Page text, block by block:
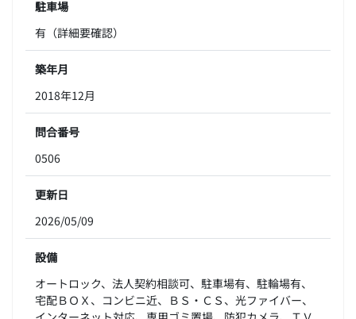
駐車場
有（詳細要確認）
築年月
2018年12月
問合番号
0506
更新日
2026/05/09
設備
オートロック、法人契約相談可、駐車場有、駐輪場有、
宅配ＢＯＸ、コンビニ近、ＢＳ・ＣＳ、光ファイバー、